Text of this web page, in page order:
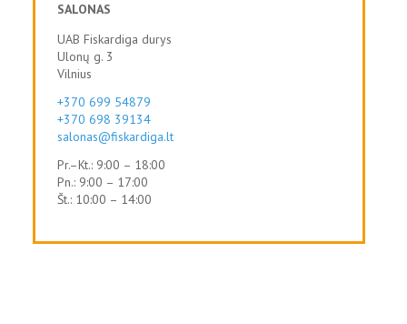
SALONAS
UAB Fiskardiga durys
Ulonų g. 3
Vilnius
+370 699 54879
+370 698 39134
salonas@fiskardiga.lt
Pr.–Kt.: 9:00 – 18:00
Pn.: 9:00 – 17:00
Št.: 10:00 – 14:00